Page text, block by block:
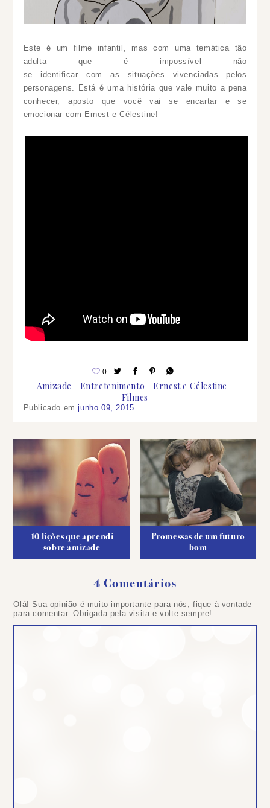
Este é um filme infantil, mas com uma temática tão
adulta que é impossível não
se identificar com as situações vivenciadas pelos
personagens. Está é uma história que vale muito a pena
conhecer, aposto que você vai se encartar e se
emocionar com Ernest e Célestine!
0
Amizade Entretenimento
Ernest e Célestine
Filmes
Publicado emjunho 09, 2015
10 lições que aprendi
sobre amizade
Promessas de um futuro
bom
4 Comentários
Olá! Sua opinião é muito importante para nós, fique à vontade
para comentar. Obrigada pela visita e volte sempre!